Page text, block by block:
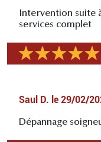
Intervention suite
services complet
Saul D. le 29/02/
Dépannage